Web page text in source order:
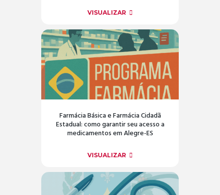
VISUALIZAR
Farmácia Básica e Farmácia Cidadã
Estadual: como garantir seu acesso a
medicamentos em Alegre-ES
VISUALIZAR